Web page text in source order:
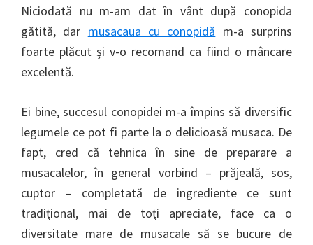
Niciodată nu m-am dat în vânt după conopida
gătită, dar musacaua cu conopidă m-a surprins
foarte plăcut şi v-o recomand ca fiind o mâncare
excelentă.
Ei bine, succesul conopidei m-a împins să diversific
legumele ce pot fi parte la o delicioasă musaca. De
fapt, cred că tehnica în sine de preparare a
musacalelor, în general vorbind – prăjeală, sos,
cuptor – completată de ingrediente ce sunt
tradiţional, mai de toţi apreciate, face ca o
diversitate mare de musacale să se bucure de